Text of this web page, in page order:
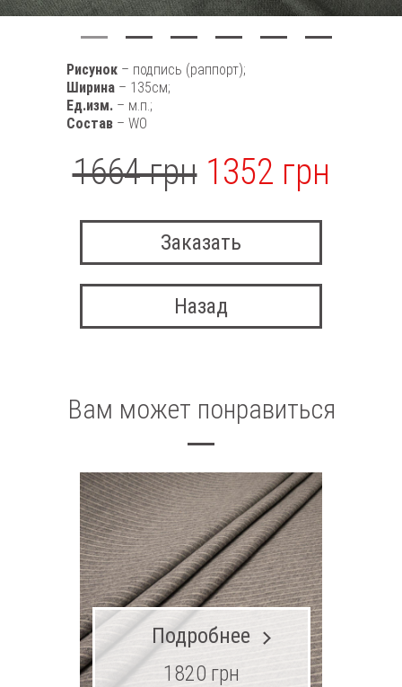
Рисунок – подпись (раппорт);
Ширина – 135см;
Ед.изм. – м.п.;
Состав – WO
1664 грн 1352 грн
Заказать
Назад
Вам может понравиться
Подробнее
1820 грн